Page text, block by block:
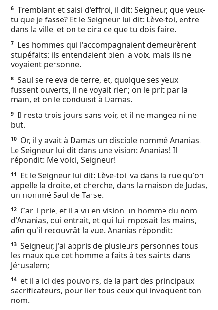
6 Tremblant et saisi d'effroi, il dit: Seigneur, que veux-
tu que je fasse? Et le Seigneur lui dit: Lève-toi, entre
dans la ville, et on te dira ce que tu dois faire.
7
Les hommes qui l'accompagnaient demeurèrent
stupéfaits; ils entendaient bien la voix, mais ils ne
voyaient personne.
8 Saul se releva de terre, et, quoique ses yeux
fussent ouverts, il ne voyait rien; on le prit par la
main, et on le conduisit à Damas.
9 Il resta trois jours sans voir, et il ne mangea ni ne
but.
10
Or, il y avait à Damas un disciple nommé Ananias.
Le Seigneur lui dit dans une vision: Ananias! Il
répondit: Me voici, Seigneur!
11
Et le Seigneur lui dit: Lève-toi, va dans la rue qu'on
appelle la droite, et cherche, dans la maison de Judas,
un nommé Saul de Tarse.
12
Car il prie, et il a vu en vision un homme du nom
d'Ananias, qui entrait, et qui lui imposait les mains,
afin qu'il recouvrât la vue. Ananias répondit:
13 Seigneur, j'ai appris de plusieurs personnes tous
les maux que cet homme a faits à tes saints dans
Jérusalem;
14
et il a ici des pouvoirs, de la part des principaux
sacrificateurs, pour lier tous ceux qui invoquent ton
nom.